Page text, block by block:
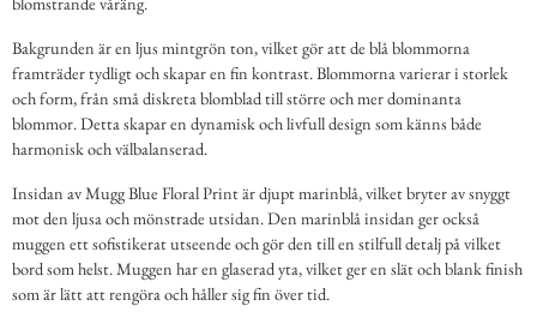
Bakgrunden är en ljus mintgrön ton, vilket gör att de blå blommorna
framträder tydligt och skapar en fin kontrast. Blommorna varierar i storlek
och form, från små diskreta blomblad till större och mer dominanta
blommor. Detta skapar en dynamisk och livfull design som känns både
harmonisk och välbalanserad.
Insidan av Mugg Blue Floral Print är djupt marinblå, vilket bryter av snyggt
mot den ljusa och mönstrade utsidan. Den marinblå insidan ger också
muggen ett sofistikerat utseende och gör den till en stilfull detalj på vilket
bord som helst. Muggen har en glaserad yta, vilket ger en slät och blank finish
som är lätt att rengöra och håller sig fin över tid.